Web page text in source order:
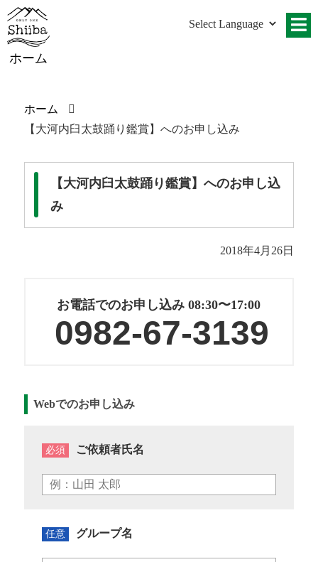
ホーム
ホーム
【大河内臼太鼓踊り鑑賞】へのお申し込み
【大河内臼太鼓踊り鑑賞】へのお申し込
み
2018年4月26日
お電話でのお申し込み 08:30〜17:00
0982-67-3139
Webでのお申し込み
必須 ご依頼者氏名
任意 グループ名